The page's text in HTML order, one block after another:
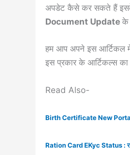
अपडेट कैसे कर सकते हैं इसके
Document Update के
हम आप अपने इस आर्टिकल में
इस प्रकार के आर्टिकल्स
Read Also-
Birth Certificate New Portal –
Ration Card EKyc Status :